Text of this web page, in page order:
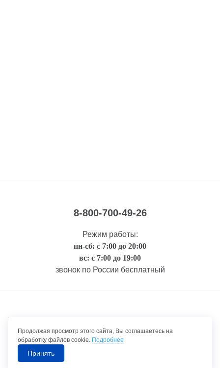
8-800-700-49-26
Режим работы:
пн-сб: с 7:00 до 20:00
вс: с 7:00 до 19:00
звонок по России бесплатный
Правовая информация
©1992-2026 ТрансТехСервис – продажа и обслуживание автомобилей.
Продолжая просмотр этого сайта, Вы соглашаетесь на
обработку файлов cookie. Подробнее
Принять